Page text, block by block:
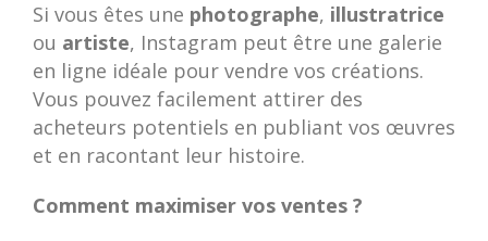
Si vous êtes une photographe, illustratrice
ou artiste, Instagram peut être une galerie
en ligne idéale pour vendre vos créations.
Vous pouvez facilement attirer des
acheteurs potentiels en publiant vos œuvres
et en racontant leur histoire.
Comment maximiser vos ventes ?